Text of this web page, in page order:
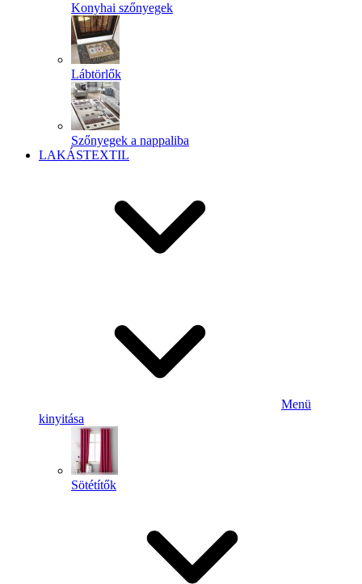
Konyhai szőnyegek
Lábtörlők
Szőnyegek a nappaliba
LAKÁSTEXTIL
Menü
kinyitása
Sötétítők